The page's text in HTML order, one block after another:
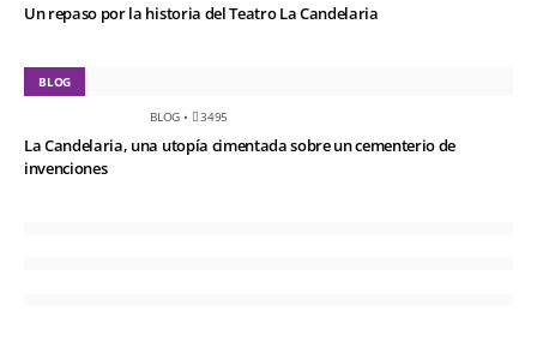
Un repaso por la historia del Teatro La Candelaria
BLOG
BLOG • 3495
La Candelaria, una utopía cimentada sobre un cementerio de
invenciones